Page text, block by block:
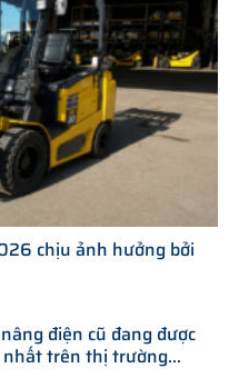
chịu ảnh hưởng bởi
điện cũ đang được
trên thị trường